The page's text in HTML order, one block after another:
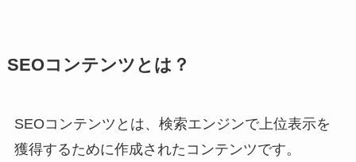
SEOコンテンツとは？
SEOコンテンツとは、検索エンジンで上位表示を
獲得するために作成されたコンテンツです。